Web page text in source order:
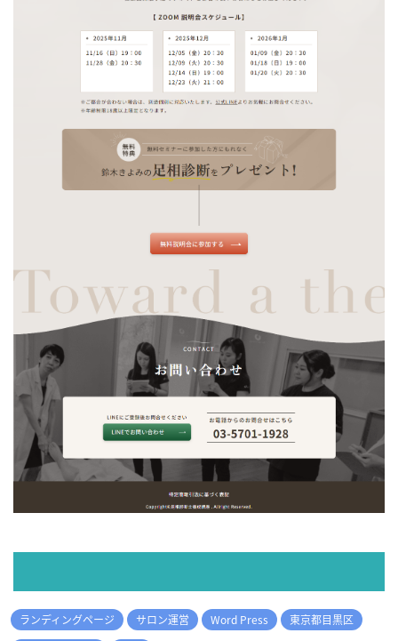
ランディングページ サロン運営 Word Press
東京都目黒区